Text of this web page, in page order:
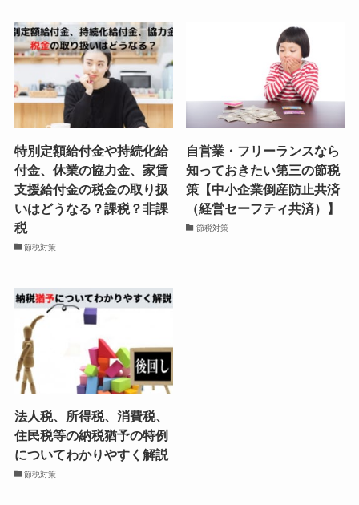
特別定額給付金や持続化給
付金、休業の協力金、家賃
支援給付金の税金の取り扱
いはどうなる？課税？非課
税
節税対策
自営業・フリーランスなら
知っておきたい第三の節税
策【中小企業倒産防止共済
（経営セーフティ共済）】
節税対策
法人税、所得税、消費税、
住民税等の納税猶予の特例
についてわかりやすく解説
節税対策